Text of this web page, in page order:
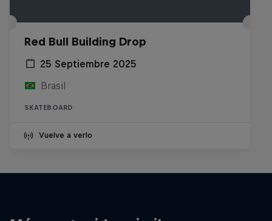
Red Bull Building Drop
25 Septiembre 2025
Brasil
SKATEBOARD
Vuelve a verlo